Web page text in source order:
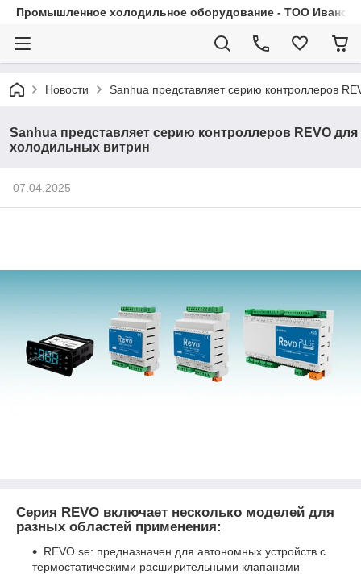
Промышленное холодильное оборудование - ТОО
Новости Sanhua представляет серию контроллеров
Sanhua представляет серию контроллеров REVO для
холодильных витрин
07.04.2025
Серия REVO включает несколько моделей для
разных областей применения:
REVO se: предназначен для автономных устройств с
термостатическими расширительными клапанами